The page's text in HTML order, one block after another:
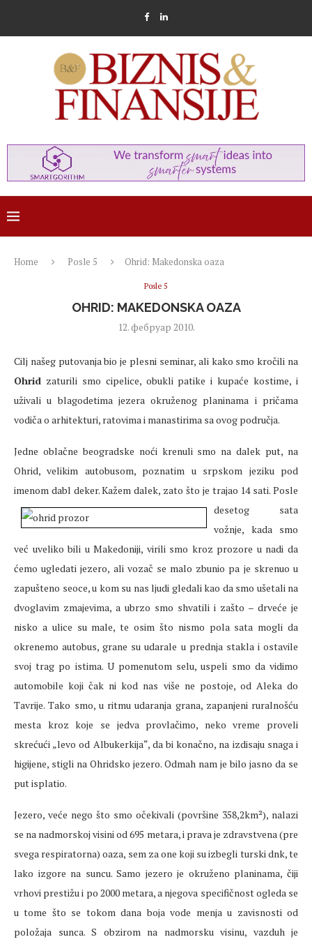
Home Posle 5 Ohrid: Makedonska oaza
Posle 5
OHRID: MAKEDONSKA OAZA
12. фебруар 2010.
Cilj našeg putovanja bio je plesni seminar, ali kako smo kročili na
Ohrid zaturili smo cipelice, obukli patike i kupaće kostime, i
uživali u blagodetima jezera okruženog planinama i pričama
vodiča o arhitekturi, ratovima i manastirima sa ovog područja.
Jedne oblačne beogradske noći krenuli smo na dalek put, na
Ohrid, velikim autobusom, poznatim u srpskom jeziku pod
imenom dabl deker. Kažem dalek, zato što je trajao 14 sati. Posle
desetog sata
vožnje, kada smo
već uveliko bili u Makedoniji, virili smo kroz prozore u nadi da
ćemo ugledati jezero, ali vozač se malo zbunio pa je skrenuo u
zapušteno seoce, u kom su nas ljudi gledali kao da smo ušetali na
dvoglavim zmajevima, a ubrzo smo shvatili i zašto – drveće je
nisko a ulice su male, te osim što nismo pola sata mogli da
okrenemo autobus, grane su udarale u prednja stakla i ostavile
svoj trag po istima. U pomenutom selu, uspeli smo da vidimo
automobile koji čak ni kod nas više ne postoje, od Aleka do
Tavrije. Tako smo, u ritmu udaranja grana, zapanjeni ruralnošću
mesta kroz koje se jedva provlačimo, neko vreme proveli
skrećući „levo od Albukerkija“, da bi konačno, na izdisaju snaga i
higijene, stigli na Ohridsko jezero. Odmah nam je bilo jasno da se
put isplatio.
Jezero, veće nego što smo očekivali (površine 358,2km²), nalazi
se na nadmorskoj visini od 695 metara, i prava je zdravstvena (pre
svega respiratorna) oaza, sem za one koji su izbegli turski dnk, te
lako izgore na suncu. Samo jezero je okruženo planinama, čiji
vrhovi prestižu i po 2000 metara, a njegova specifičnost ogleda se
u tome što se tokom dana boja vode menja u zavisnosti od
položaja sunca. S obzirom na nadmorsku visinu, vazduh je